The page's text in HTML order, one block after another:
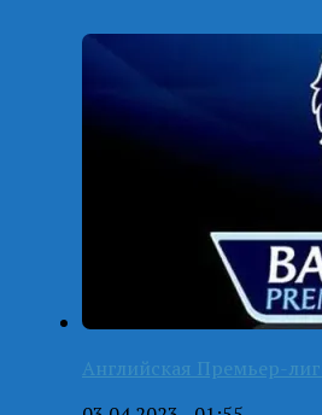
Английская Премьер-